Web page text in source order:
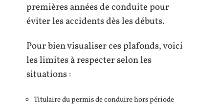
premières années de conduite pour
éviter les accidents dès les débuts.
Pour bien visualiser ces plafonds, voici
les limites à respecter selon les
situations :
Titulaire du permis de conduire hors période